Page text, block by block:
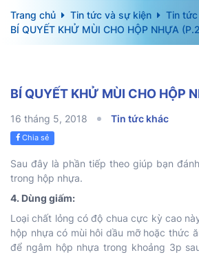
Trang chủ Tin tức và sự kiện
Tin
BÍ QUYẾT KHỬ MÙI CHO HỘP NHỰA
BÍ QUYẾT KHỬ MÙI CHO HỘP
16 tháng 5, 2018 Tin tức khác
Chia sẻ
Sau đây là phần tiếp theo giúp bạn
trong hộp nhựa.
4. Dùng giấm:
Loại chất lỏng có độ chua cực kỳ cao
hộp nhựa có mùi hôi dầu mỡ hoặc thức
để ngâm hộp nhựa trong khoảng 3p